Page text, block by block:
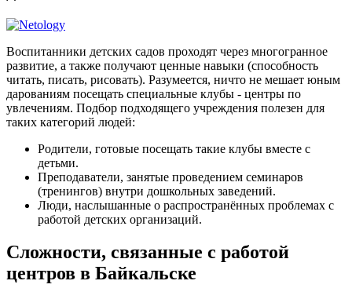
Воспитанники детских садов проходят через многогранное
развитие, а также получают ценные навыки (способность
читать, писать, рисовать). Разумеется, ничто не мешает юным
дарованиям посещать специальные клубы - центры по
увлечениям. Подбор подходящего учреждения полезен для
таких категорий людей:
Родители, готовые посещать такие клубы вместе с
детьми.
Преподаватели, занятые проведением семинаров
(тренингов) внутри дошкольных заведений.
Люди, наслышанные о распространённых проблемах с
работой детских организаций.
Сложности, связанные с работой
центров в Байкальске